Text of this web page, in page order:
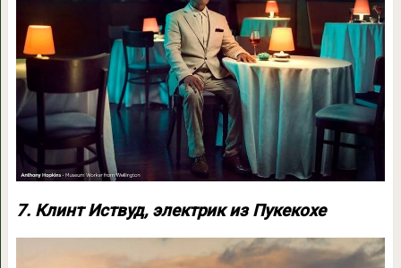
7. Клинт Иствуд, электрик из Пукекохе